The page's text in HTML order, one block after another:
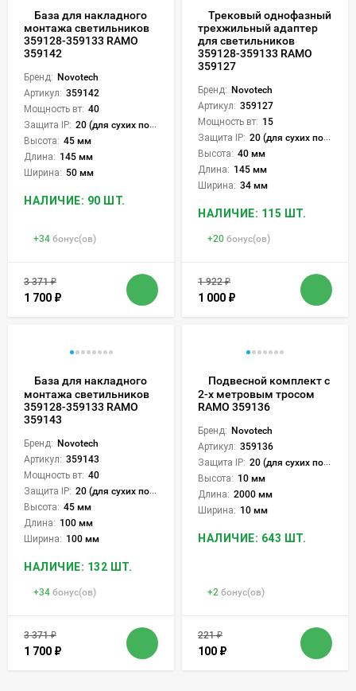
База для накладного
монтажа светильников
359128-359133 RAMO
359142
Бренд: Novotech
Артикул: 359142
Мощность вт: 40
Защита IP: 20 (для сухих пом.)
Высота: 45 мм
Длина: 145 мм
Ширина: 50 мм
НАЛИЧИЕ: 90 ШТ.
+34 бонус(ов)
3 371₽
1 700 ₽
Трековый однофазный
трехжильный адаптер
для светильников
359128-359133 RAMO
359127
Бренд: Novotech
Артикул: 359127
Мощность вт: 15
Защита IP: 20 (для сухих пом.)
Высота: 40 мм
Длина: 145 мм
Ширина: 34 мм
НАЛИЧИЕ: 115 ШТ.
+20 бонус(ов)
1 922₽
1 000 ₽
База для накладного
монтажа светильников
359128-359133 RAMO
359143
Бренд: Novotech
Артикул: 359143
Мощность вт: 40
Защита IP: 20 (для сухих пом.)
Высота: 45 мм
Длина: 100 мм
Ширина: 100 мм
НАЛИЧИЕ: 132 ШТ.
+34 бонус(ов)
3 371₽
1 700 ₽
Подвесной комплект с
2-х метровым тросом
RAMO 359136
Бренд: Novotech
Артикул: 359136
Защита IP: 20 (для сухих пом.)
Высота: 10 мм
Длина: 2000 мм
Ширина: 10 мм
НАЛИЧИЕ: 643 ШТ.
+2 бонус(ов)
221₽
100 ₽